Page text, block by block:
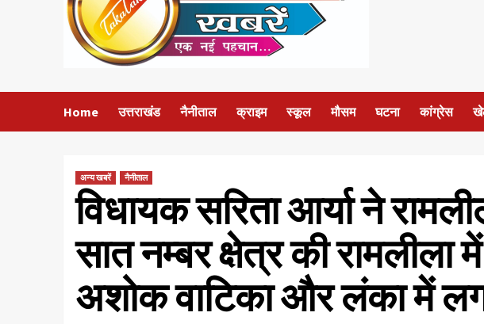
Home उत्तराखंड नैनीताल क्राइम स्कूल मौसम घटना कांग्रेस
अन्य खबरें नैनीताल
विधायक सरिता आर्या ने
सात नम्बर क्षेत्र की
अशोक वाटिका और लंका में